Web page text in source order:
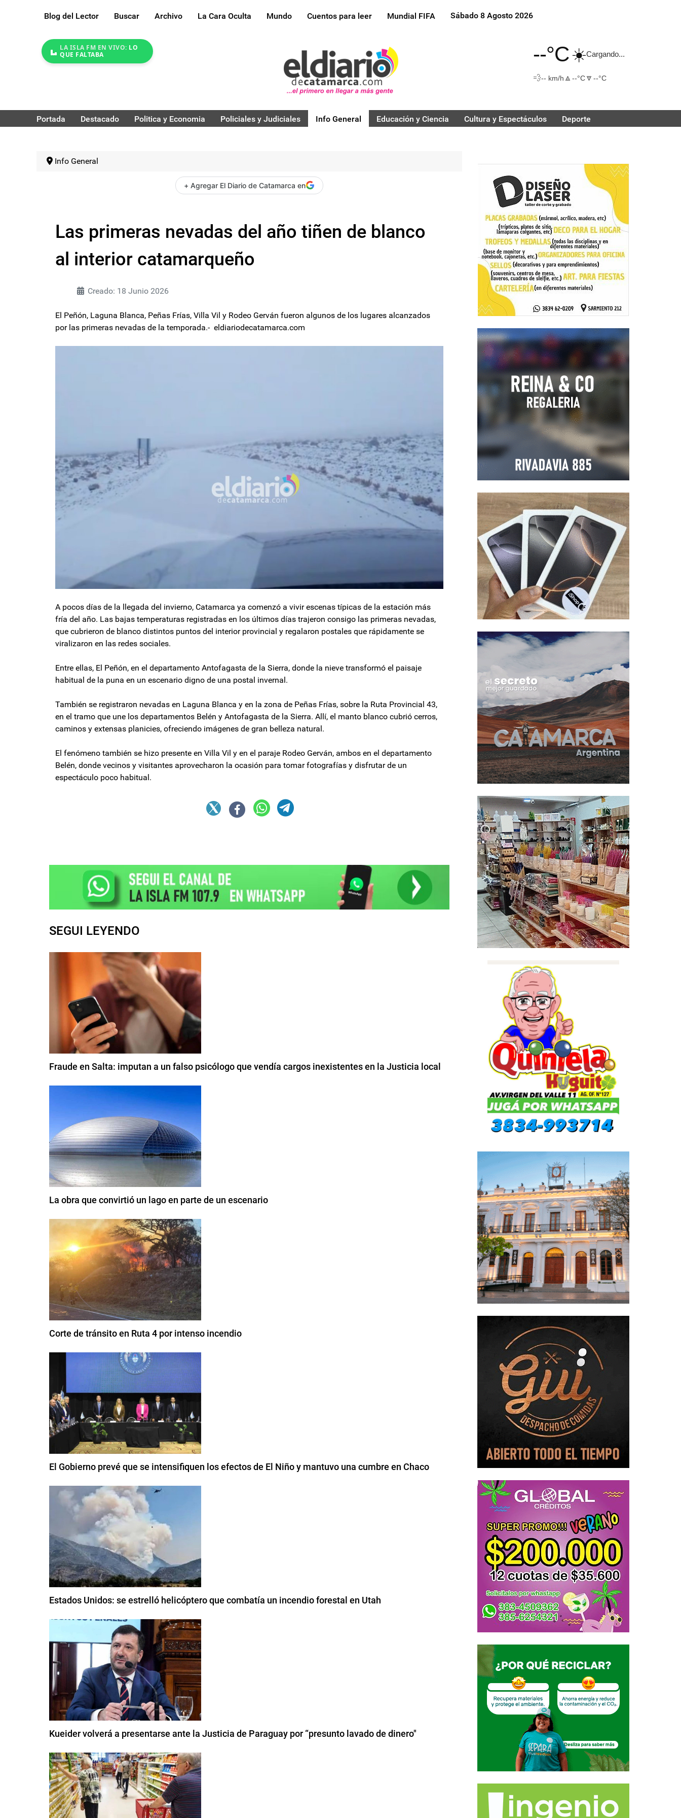
Blog del Lector Buscar Archivo La Cara Oculta Mundo Cuentos para leer Mundial FIFA Sábado 8 Agosto 2026
LA ISLA FM EN VIVO: LO
QUE FALTABA
--°C☀️Cargando...
💨-- km/h 🔼 --°C🔽 --°C
Portada Destacado Politica y Economia Policiales y Judiciales Info General Educación y Ciencia Cultura y Espectáculos Deporte
Info General
+ Agregar El Diario de Catamarca en
Las primeras nevadas del año tiñen de blanco
al interior catamarqueño
Creado: 18 Junio 2026
El Peñón, Laguna Blanca, Peñas Frías, Villa Vil y Rodeo Gerván fueron algunos de los lugares alcanzados
por las primeras nevadas de la temporada.- eldiariodecatamarca.com
A pocos días de la llegada del invierno, Catamarca ya comenzó a vivir escenas típicas de la estación más
fría del año. Las bajas temperaturas registradas en los últimos días trajeron consigo las primeras nevadas,
que cubrieron de blanco distintos puntos del interior provincial y regalaron postales que rápidamente se
viralizaron en las redes sociales.
Entre ellas, El Peñón, en el departamento Antofagasta de la Sierra, donde la nieve transformó el paisaje
habitual de la puna en un escenario digno de una postal invernal.
También se registraron nevadas en Laguna Blanca y en la zona de Peñas Frías, sobre la Ruta Provincial 43,
en el tramo que une los departamentos Belén y Antofagasta de la Sierra. Allí, el manto blanco cubrió cerros,
caminos y extensas planicies, ofreciendo imágenes de gran belleza natural.
El fenómeno también se hizo presente en Villa Vil y en el paraje Rodeo Gerván, ambos en el departamento
Belén, donde vecinos y visitantes aprovecharon la ocasión para tomar fotografías y disfrutar de un
espectáculo poco habitual.
SEGUI LEYENDO
Fraude en Salta: imputan a un falso psicólogo que vendía cargos inexistentes en la Justicia local
La obra que convirtió un lago en parte de un escenario
Corte de tránsito en Ruta 4 por intenso incendio
El Gobierno prevé que se intensifiquen los efectos de El Niño y mantuvo una cumbre en Chaco
Estados Unidos: se estrelló helicóptero que combatía un incendio forestal en Utah
Kueider volverá a presentarse ante la Justicia de Paraguay por “presunto lavado de dinero"